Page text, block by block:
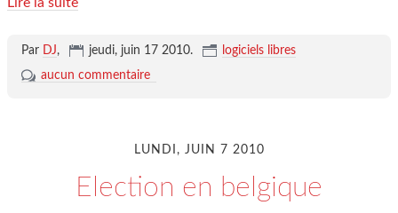
Par DJ, jeudi, juin 17 2010.
logiciels libres
aucun commentaire
LUNDI, JUIN 7 2010
Election en belgique